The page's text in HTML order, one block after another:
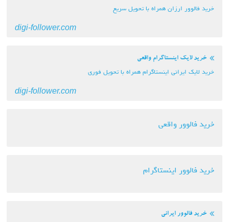
خرید فالوور ارزان همراه با تحویل سریع
digi-follower.com
خرید لایک اینستاگرام واقعی
خرید لایک ایرانی اینستاگرام همراه با تحویل فوری
digi-follower.com
خرید فالوور واقعی
خرید فالوور اینستاگرام
خرید فالوور ایرانی